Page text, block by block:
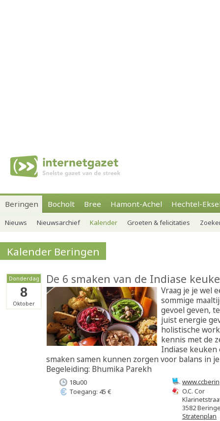
Beringen Bocholt Bree Hamont-Achel Hechtel-
Nieuws Nieuwsarchief Kalender Groeten & felicitaties
Kalender Beringen
Donderdag
8
Oktober
De 6 smaken van de Indiase
Vraag je je wel
sommige
gevoel geven,
juist energie
holistische
kennis met de
Indiase keuken
smaken samen kunnen zorgen voor balans in
Begeleiding: Bhumika Parekh
O.C. Cor
3582
Stratenplan
18u00
Toegang: 45 €